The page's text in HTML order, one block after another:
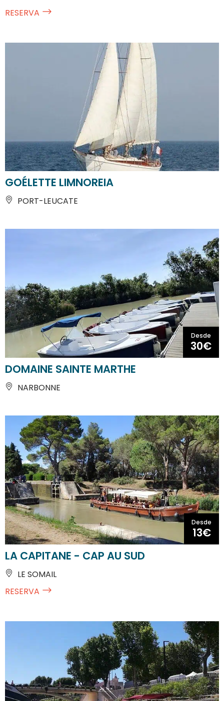
RESERVA
GOÉLETTE LIMNOREIA
PORT-LEUCATE
Desde
30€
DOMAINE SAINTE MARTHE
NARBONNE
Desde
13€
LA CAPITANE - CAP AU SUD
LE SOMAIL
RESERVA